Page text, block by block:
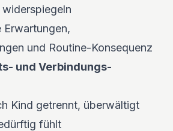
Erwartungen,
und Routine-Konsequenz
und Verbindungs-
Kind getrennt, überwältigt
fühlt